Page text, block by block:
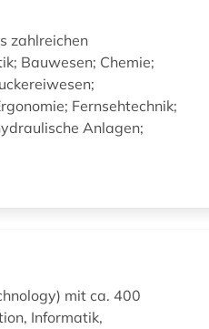
zahlreichen
Bauwesen; Chemie;
Fernsehtechnik;
Anlagen;
mit ca. 400
Informatik,